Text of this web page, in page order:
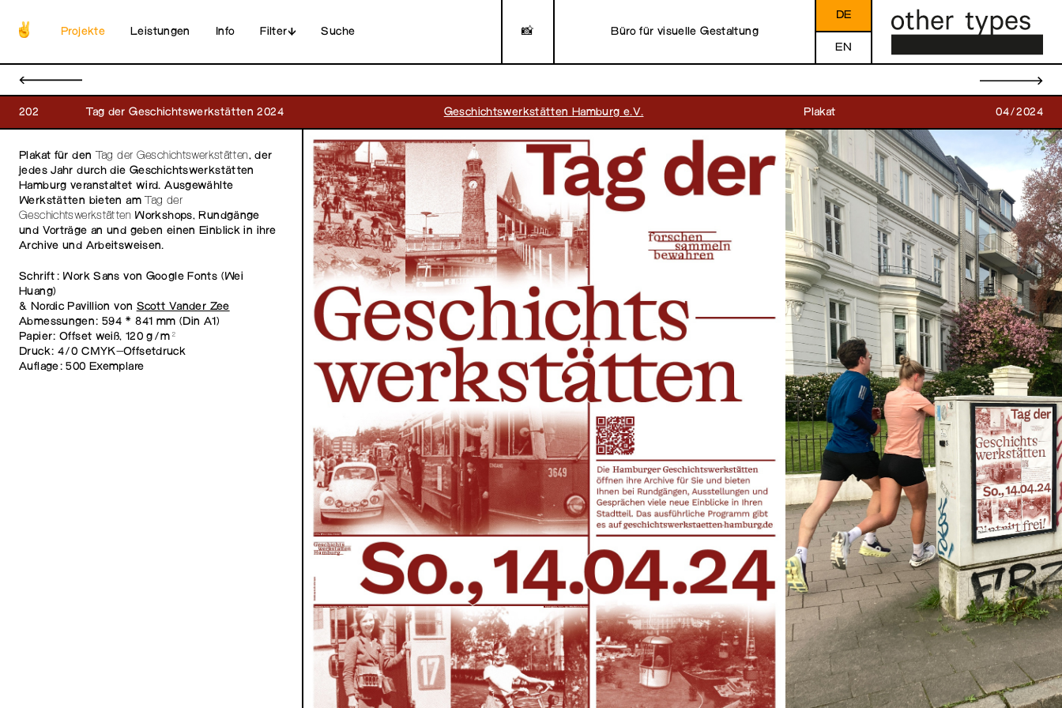
Projekte Leistungen Info Suche
Filter 📸 Büro für visuelle Gestaltung
DE
EN
← →
202 Tag der Geschichtswerkstätten 2024 Geschichtswerkstätten Hamburg e.V. Plakat 04/2024
Plakat für den Tag der Geschichtswerkstätten, der
jedes Jahr durch die Geschichtswerkstätten
Hamburg veranstaltet wird. Ausgewählte
Werkstätten bieten am Tag der
Geschichtswerkstätten Workshops, Rundgänge
und Vorträge an und geben einen Einblick in ihre
Archive und Arbeitsweisen.
Schrift: Work Sans von Google Fonts (Wei
Huang)
& Nordic Pavillion von Scott Vander Zee
Abmessungen: 594 × 841 mm (Din A1)
Papier: Offset weiß, 120 g/m²
Druck: 4/0 CMYK-Offsetdruck
Auflage: 500 Exemplare